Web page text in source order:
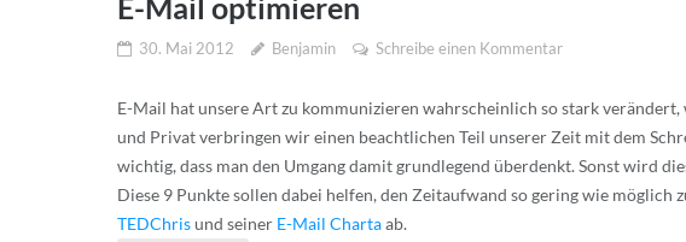
30. Mai 2012 Benjamin Schreibe einen Kommentar
E-Mail hat unsere Art zu kommunizieren wahrscheinlich so stark
und Privat verbringen wir einen beachtlichen Teil unserer Zeit mit dem
wichtig, dass man den Umgang damit grundlegend überdenkt. Sonst wird
Diese 9 Punkte sollen dabei helfen, den Zeitaufwand so gering wie möglich
TEDChris und seiner E-Mail Chartaab.